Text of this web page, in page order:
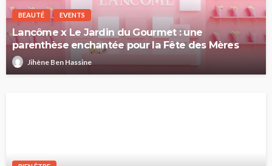
BEAUTÉ EVENTS
Lancôme x Le Jardin du Gourmet : une
parenthèse enchantée pour la Fête des Mères
Jihène Ben Hassine